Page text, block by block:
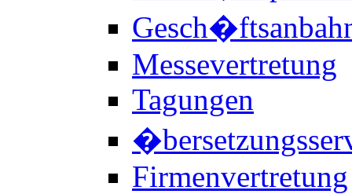
Messevertretung
Tagungen
Firmenvertretung